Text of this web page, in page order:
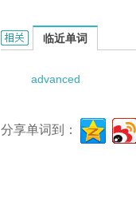
advanced cardiac life
临近单词
advanced
分享单词到：